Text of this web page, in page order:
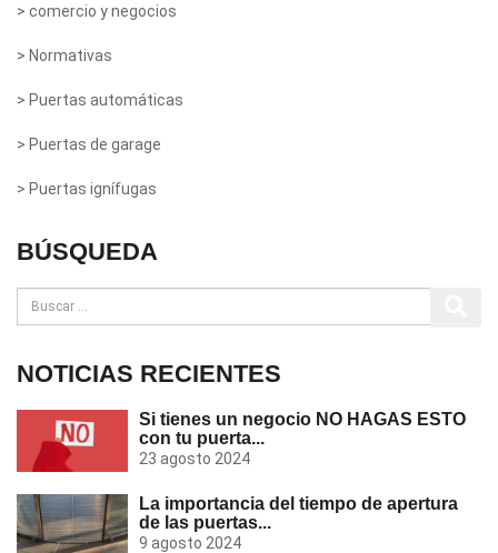
> comercio y negocios
> Normativas
> Puertas automáticas
> Puertas de garage
> Puertas ignífugas
BÚSQUEDA
NOTICIAS RECIENTES
Si tienes un negocio NO HAGAS ESTO
con tu puerta...
23 agosto 2024
La importancia del tiempo de apertura
de las puertas...
9 agosto 2024